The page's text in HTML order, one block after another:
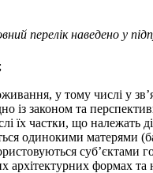
перелік наведено у
у тому числі у
із законом та
їх частки, що належать
одинокими матерями
суб’єктами
архітектурних формах та